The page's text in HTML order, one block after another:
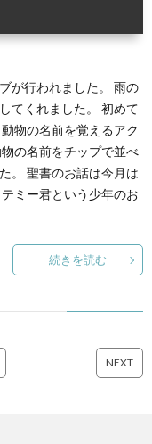
が行われました。 雨の
てくれました。 初めて
物の名前を覚えるアク
の名前をチップで並べ
。 聖書のお話は今月は
ミー君という少年のお
続きを読む
NEXT